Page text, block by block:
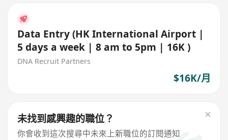
Data Entry (HK International Airport |
5 days a week | 8 am to 5pm | 16K )
DNA Recruit Partners
$16K/月
未找到感興趣的職位？
你會收到這次搜尋中未來上新職位的訂閱通知